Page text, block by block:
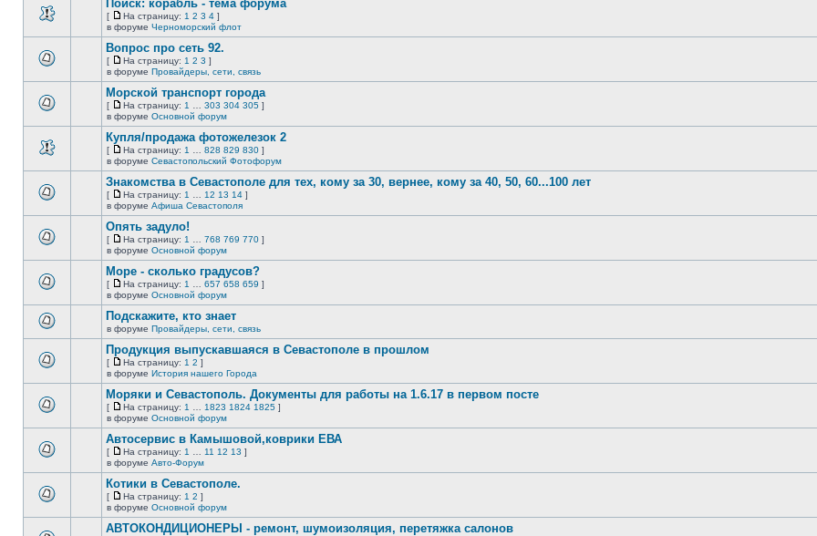
непрочитанных
сообщений.
этой
непрочитанных
сообщений.
Поиск: корабль - тема форума
[
На
страницу
На страницу: 1 2 3 4 ]
в форуме Черноморский флот
этой
непрочитанных
сообщений.
Вопрос про сеть 92.
[
На
страницу
На страницу: 1 2 3 ]
в форуме Провайдеры, сети, связь
этой
непрочитанных
сообщений.
Морской транспорт города
[
На
страницу
На страницу: 1 303 304 305 ]
в форуме Основной форум
этой
непрочитанных
сообщений.
Купля/продажа фотожелезок 2
[
На
страницу
На страницу: 1 828 829 830 ]
в форуме Севастопольский Фотофорум
этой
непрочитанных
сообщений.
Знакомства в Севастополе для тех, кому за 30, вернее, кому за 40, 50, 60...100 лет
[
На
страницу
На страницу: 1 12 13 14 ]
в форуме Афиша Севастополя
этой
непрочитанных
сообщений.
Опять задуло!
[
На
страницу
На страницу: 1 768 769 770 ]
в форуме Основной форум
этой
непрочитанных
сообщений.
Море - сколько градусов?
[
На
страницу
На страницу: 1 657 658 659 ]
в форуме Основной форум
непрочитанных
сообщений.
Подскажите, кто знает
в форуме Провайдеры, сети, связь
этой
непрочитанных
Продукция выпускавшаяся в Севастополе в прошлом
[
На
страницу
На страницу: 1 2 ]
в форуме История нашего Города
этой
непрочитанных
сообщений.
Моряки и Севастополь. Документы для работы на 1.6.17 в первом посте
[
На
страницу
На страницу: 1 1823 1824 1825 ]
в форуме Основной форум
этой
непрочитанных
Автосервис в Камышовой,коврики ЕВА
[
На
страницу
На страницу: 1 11 12 13 ]
в форуме Авто-Форум
этой
Котики в Севастополе.
[
На
страницу
На страницу: 1 2 ]
в форуме Основной форум
АВТОКОНДИЦИОНЕРЫ - ремонт, шумоизоляция, перетяжка салонов